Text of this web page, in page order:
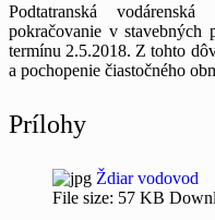
Podtatranská
pokračovanie v stavebných
termínu 2.5.2018. Z tohto
a pochopenie čiastočného
Prílohy
Ždiar vodovod
File size: 57 KB